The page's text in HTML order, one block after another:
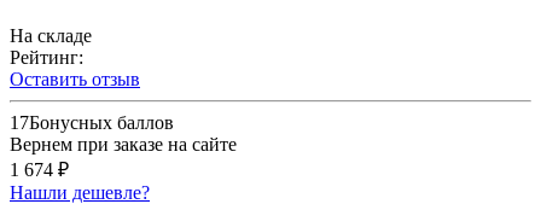
На складе
Рейтинг:
Оставить отзыв
17Бонусных баллов
Вернем при заказе на сайте
1 674 ₽
Нашли дешевле?